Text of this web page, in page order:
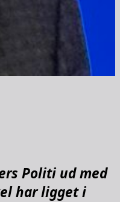
Politi ud med
har ligget i